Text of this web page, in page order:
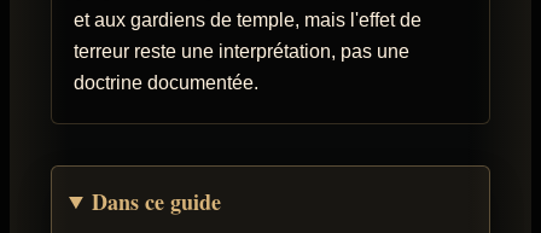
et aux gardiens de temple, mais l'effet de
terreur reste une interprétation, pas une
doctrine documentée.
Dans ce guide